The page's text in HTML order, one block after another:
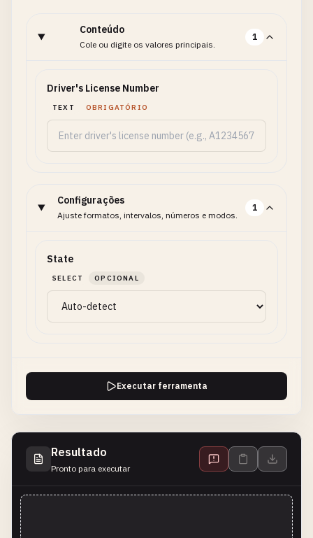
Conteúdo
Cole ou digite os valores principais.
1
Driver's License Number
TEXT OBRIGATÓRIO
Configurações
Ajuste formatos, intervalos, números e modos.
1
State
SELECT OPCIONAL
Executar ferramenta
Resultado
Pronto para executar